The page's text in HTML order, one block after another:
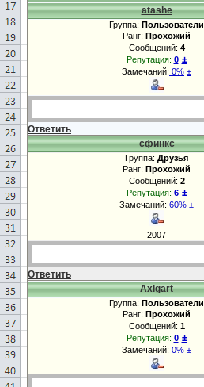
atashe
Группа: Пользователи
Ранг: Прохожий
Сообщений: 4
Репутация: 0 ±
Замечаний: 0% ±
Ответить
сфинкс
Группа: Друзья
Ранг: Прохожий
Сообщений: 2
Репутация: 6 ±
Замечаний: 60% ±
2007
Ответить
Axlgart
Группа: Пользователи
Ранг: Прохожий
Сообщений: 1
Репутация: 0 ±
Замечаний: 0% ±